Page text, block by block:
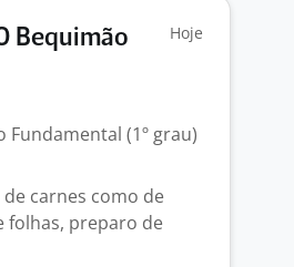
Bequimão Hoje
Fundamental (1º grau)
carnes como de
folhas, preparo de